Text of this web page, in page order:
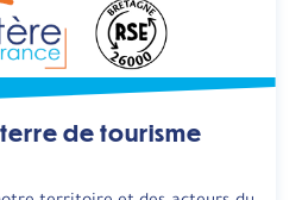
de tourisme